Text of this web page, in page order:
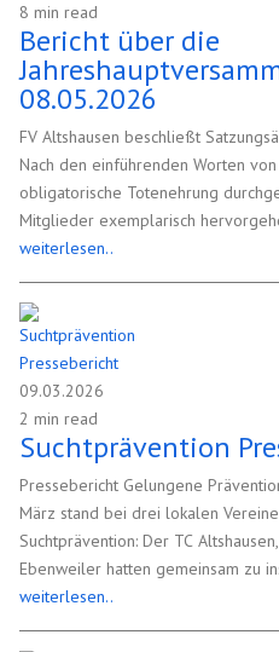
8 min read
Bericht über die
08.05.2026
FV Altshausen beschließt
Nach den einführenden Worten
obligatorische Totenehrung
Mitglieder exemplarisch
weiterlesen..
09.03.2026
2 min read
Suchtprävention
Pressebericht Gelungene
März stand bei drei lokalen
Suchtprävention: Der TC
Ebenweiler hatten gemeinsam zu
weiterlesen..